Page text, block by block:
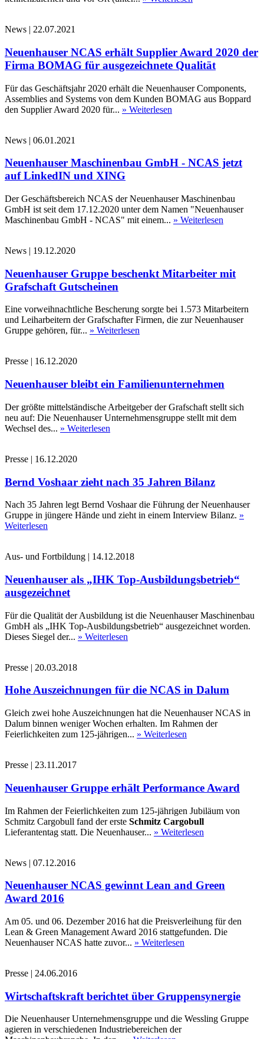
News | 22.07.2021
Neuenhauser NCAS erhält Supplier Award 2020 der
Firma BOMAG für ausgezeichnete Qualität
Für das Geschäftsjahr 2020 erhält die Neuenhauser Components,
Assemblies and Systems von dem Kunden BOMAG aus Boppard
den Supplier Award 2020 für... » Weiterlesen
News | 06.01.2021
Neuenhauser Maschinenbau GmbH - NCAS jetzt
auf LinkedIN und XING
Der Geschäftsbereich NCAS der Neuenhauser Maschinenbau
GmbH ist seit dem 17.12.2020 unter dem Namen "Neuenhauser
Maschinenbau GmbH - NCAS" mit einem... » Weiterlesen
News | 19.12.2020
Neuenhauser Gruppe beschenkt Mitarbeiter mit
Grafschaft Gutscheinen
Eine vorweihnachtliche Bescherung sorgte bei 1.573 Mitarbeitern
und Leiharbeitern der Grafschafter Firmen, die zur Neuenhauser
Gruppe gehören, für... » Weiterlesen
Presse | 16.12.2020
Neuenhauser bleibt ein Familienunternehmen
Der größte mittelständische Arbeitgeber der Grafschaft stellt sich
neu auf: Die Neuenhauser Unternehmensgruppe stellt mit dem
Wechsel des... » Weiterlesen
Presse | 16.12.2020
Bernd Voshaar zieht nach 35 Jahren Bilanz
Nach 35 Jahren legt Bernd Voshaar die Führung der Neuenhauser
Gruppe in jüngere Hände und zieht in einem Interview Bilanz. »
Weiterlesen
Aus- und Fortbildung | 14.12.2018
Neuenhauser als „IHK Top-Ausbildungsbetrieb“
ausgezeichnet
Für die Qualität der Ausbildung ist die Neuenhauser Maschinenbau
GmbH als „IHK Top-Ausbildungsbetrieb“ ausgezeichnet worden.
Dieses Siegel der... » Weiterlesen
Presse | 20.03.2018
Hohe Auszeichnungen für die NCAS in Dalum
Gleich zwei hohe Auszeichnungen hat die Neuenhauser NCAS in
Dalum binnen weniger Wochen erhalten. Im Rahmen der
Feierlichkeiten zum 125-jährigen... » Weiterlesen
Presse | 23.11.2017
Neuenhauser Gruppe erhält Performance Award
Im Rahmen der Feierlichkeiten zum 125-jährigen Jubiläum von
Schmitz Cargobull fand der erste Schmitz Cargobull
Lieferantentag statt. Die Neuenhauser... » Weiterlesen
News | 07.12.2016
Neuenhauser NCAS gewinnt Lean and Green
Award 2016
Am 05. und 06. Dezember 2016 hat die Preisverleihung für den
Lean & Green Management Award 2016 stattgefunden. Die
Neuenhauser NCAS hatte zuvor... » Weiterlesen
Presse | 24.06.2016
Wirtschaftskraft berichtet über Gruppensynergie
Die Neuenhauser Unternehmensgruppe und die Wessling Gruppe
agieren in verschiedenen Industriebereichen der